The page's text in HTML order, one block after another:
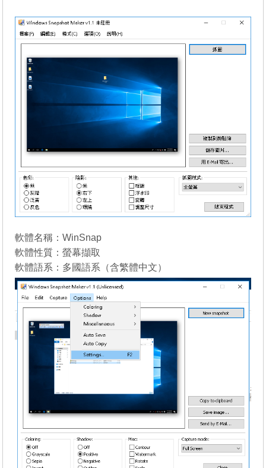
軟體名稱：WinSnap
軟體性質：螢幕擷取
軟體語系：多國語系（含繁體中文）